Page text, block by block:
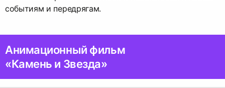
событиям и передрягам.
Анимационный фильм
«Камень и Звезда»